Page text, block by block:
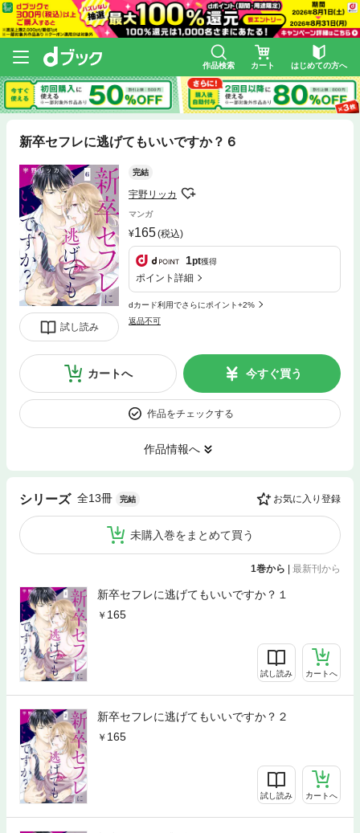
作品検索 カート はじめての方へ
新卒セフレに逃げてもいいですか？６
試し読み
完結
宇野リッカ
マンガ
165(税込)
1pt獲得
ポイント詳細
dカード利用でさらにポイント+2%
返品不可
カートへ 今すぐ買う
作品をチェックする
作品情報へ
シリーズ 全13冊 完結 お気に入り登録
未購入巻をまとめて買う
1巻から | 最新刊から
新卒セフレに逃げてもいいですか？１
165
試し読み カートへ
新卒セフレに逃げてもいいですか？２
165
試し読み カートへ